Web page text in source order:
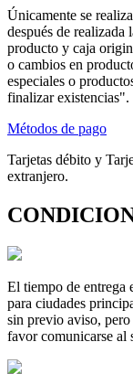
Únicamente se
después de
producto y caja
o cambios en
especiales o
finalizar existencias".
Métodos de pago
Tarjetas débito y
extranjero.
El tiempo de entrega
para ciudades
sin previo aviso,
favor comunicarse al